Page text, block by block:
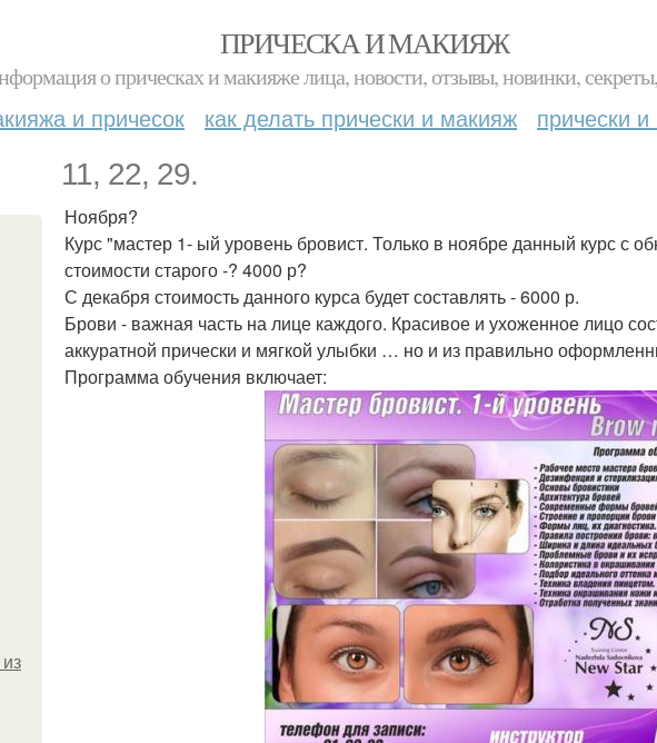
ПРИЧЕСКА И МАКИЯЖ
о прическах и макияже лица, новости, отзывы, новинки,
и причесок как делать прически и макияж прически
11, 22, 29.
Ноября?
Курс "мастер 1- ый уровень бровист. Только в ноябре данный курс с
стоимости старого -? 4000 р?
С декабря стоимость данного курса будет составлять - 6000 р.
Брови - важная часть на лице каждого. Красивое и ухоженное лицо
аккуратной прически и мягкой улыбки … но и из правильно
Программа обучения включает: